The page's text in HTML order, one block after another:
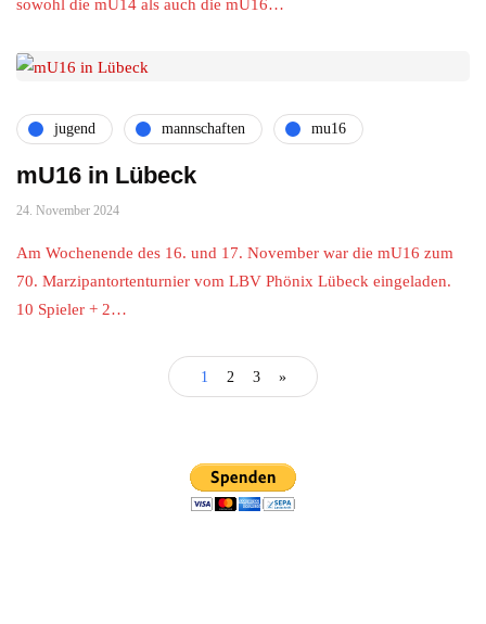
sowohl die mU14 als auch die mU16…
jugend mannschaften mu16
mU16 in Lübeck
24. November 2024
Am Wochenende des 16. und 17. November war die mU16 zum
70. Marzipantortenturnier vom LBV Phönix Lübeck eingeladen.
10 Spieler + 2…
1 2 3 »